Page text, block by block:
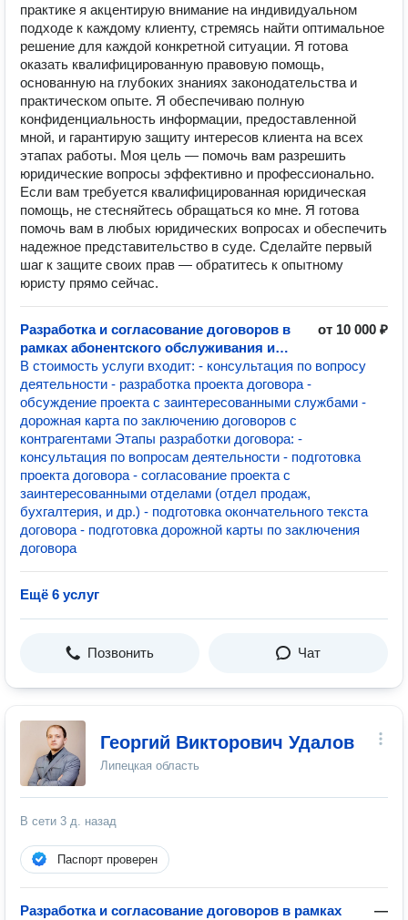
практике я акцентирую внимание на индивидуальном
подходе к каждому клиенту, стремясь найти оптимальное
решение для каждой конкретной ситуации. Я готова
оказать квалифицированную правовую помощь,
основанную на глубоких знаниях законодательства и
практическом опыте. Я обеспечиваю полную
конфиденциальность информации, предоставленной
мной, и гарантирую защиту интересов клиента на всех
этапах работы. Моя цель — помочь вам разрешить
юридические вопросы эффективно и профессионально.
Если вам требуется квалифицированная юридическая
помощь, не стесняйтесь обращаться ко мне. Я готова
помочь вам в любых юридических вопросах и обеспечить
надежное представительство в суде. Сделайте первый
шаг к защите своих прав — обратитесь к опытному
юристу прямо сейчас.
Разработка и согласование договоров в
рамках абонентского обслуживания и
сопровождения бизнеса
от 10 000 ₽
В стоимость услуги входит: - консультация по вопросу
деятельности - разработка проекта договора -
обсуждение проекта с заинтересованными службами -
дорожная карта по заключению договоров с
контрагентами Этапы разработки договора: -
консультация по вопросам деятельности - подготовка
проекта договора - согласование проекта с
заинтересованными отделами (отдел продаж,
бухгалтерия, и др.) - подготовка окончательного текста
договора - подготовка дорожной карты по заключения
договора
Ещё 6 услуг
Позвонить Чат
Георгий Викторович Удалов
Липецкая область
В сети 3 д. назад
Паспорт проверен
Разработка и согласование договоров в рамках —